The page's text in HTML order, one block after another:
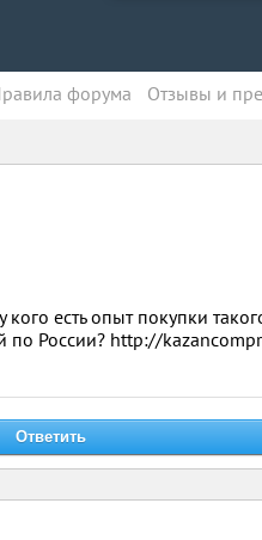
форума Oтзывы и
есть опыт покупки
по России? http://